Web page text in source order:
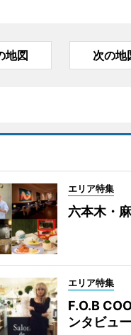
地図 次の地
エリア特集
六本木・
エリア特集
F.O.B
ンタビュー